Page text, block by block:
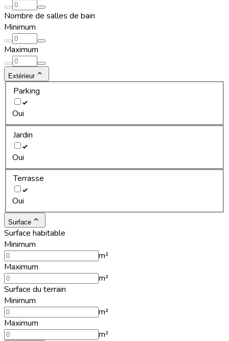
Nombre de salles de bain
Minimum
Maximum
Extérieur
Parking
Oui
Jardin
Oui
Terrasse
Oui
Surface
Surface habitable
Minimum
m²
Maximum
m²
Surface du terrain
Minimum
m²
Maximum
m²